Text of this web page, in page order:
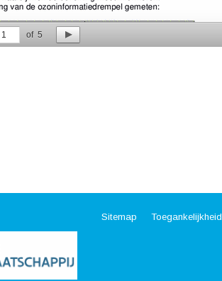
1 of5
Sitemap Toegankelijkheid